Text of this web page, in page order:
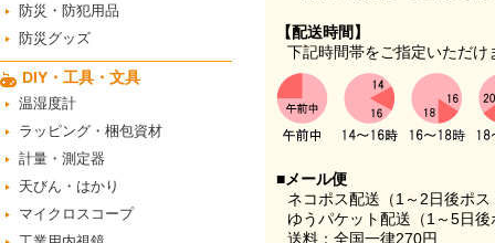
防災・防犯用品
防災グッズ
DIY・工具・文具
温湿度計
ラッピング・梱包資材
計量・測定器
天びん・はかり
マイクロスコープ
【配送時間】
下記時間帯をご指定いただけ
■メール便
ネコポス配送（1～2日後ポ
ゆうパケット配送（1～5日
送料：全国一律270円